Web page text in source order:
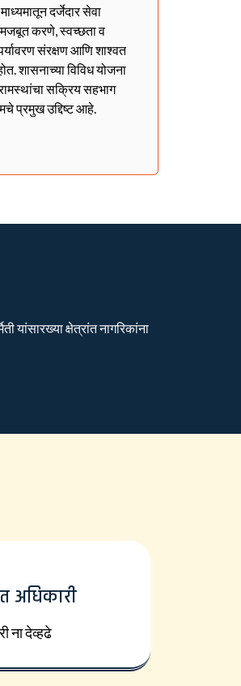
दर्जेदार सेवा
करणे, स्वच्छता व
संरक्षण आणि शाश्वत
शासनाच्या विविध योजना
सक्रिय सहभाग
प्रमुख उद्दिष्ट आहे.
यांसारख्या क्षेत्रांत नागरिकांना
अधिकारी
ना देव्हढे